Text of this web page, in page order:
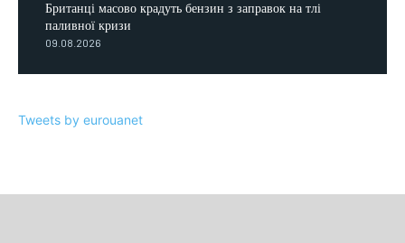
Британці масово крадуть бензин з заправок на тлі
паливної кризи
09.08.2026
Tweets by eurouanet